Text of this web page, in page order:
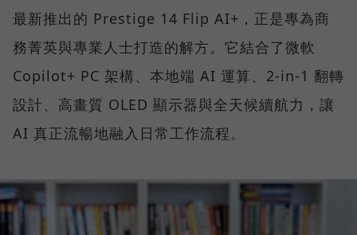
最新推出的 Prestige 14 Flip AI+，正是專為商
務菁英與專業人士打造的解方。它結合了微軟
Copilot+ PC 架構、本地端 AI 運算、2-in-1 翻轉
設計、高畫質 OLED 顯示器與全天候續航力，讓
AI 真正流暢地融入日常工作流程。